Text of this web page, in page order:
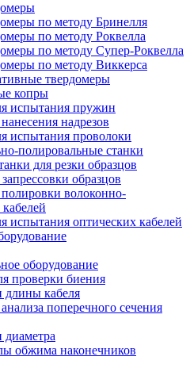
по методу Бринелля
по методу Роквелла
по методу Супер-Роквелла
по методу Виккерса
твердомеры
копры
испытания пружин
надрезов
испытания проволоки
полировальные станки
для резки образцов
образцов
волоконно-
оптических кабелей
оборудование
проверки биения
длины кабеля
поперечного сечения
диаметра
обжима наконечников